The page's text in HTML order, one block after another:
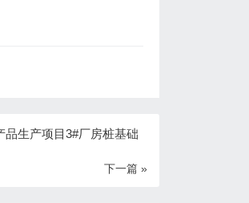
生产项目3#厂房桩基础
下一篇 »